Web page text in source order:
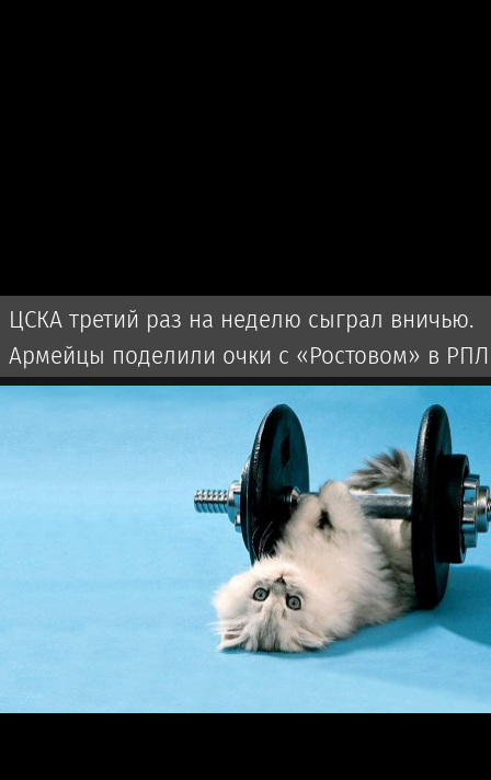
ЦСКА третий раз на неделю сыграл вничью.
Армейцы поделили очки с «Ростовом» в РПЛ